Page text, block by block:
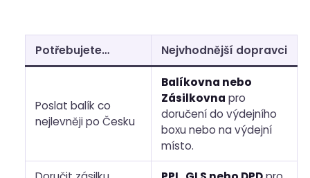
Potřebujete… Nejvhodnější dopravci
Poslat balík co
nejlevněji po Česku
Balíkovna nebo
Zásilkovna pro
doručení do výdejního
boxu nebo na výdejní
místo.